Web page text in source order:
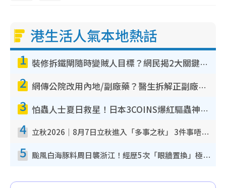
港生活人氣本地熱話
1 裝修拆鐵閘隨時變賊人目標？網民揭2大關鍵用途：裝新式等於白裝？附新舊鐵閘分別
2 網傳公院改用內地/副廠藥？醫生拆解正副廠分別 揭4類人換藥隨時出事
3 怕蟲人士夏日救星！日本3COINS爆紅驅蟲神器$45起 1招「全程免觸碰」輕鬆搞定小強
4 立秋2026｜8月7日立秋進入「多事之秋」 3件事唔做得！專家教6招開運 清枱頭／銀包納氣接好運
5 颱風白海豚料周日襲浙江！經歷5次「眼牆置換」極罕見 成登陸內地最長途颱風